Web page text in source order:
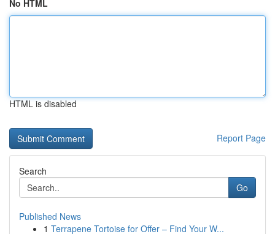
No HTML
HTML is disabled
Report Page
Search
Go
Published News
1 Terrapene Tortoise for Offer – Find Your W...